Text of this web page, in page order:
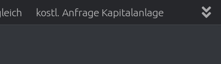
kostl. Anfrage Kapitalanlage